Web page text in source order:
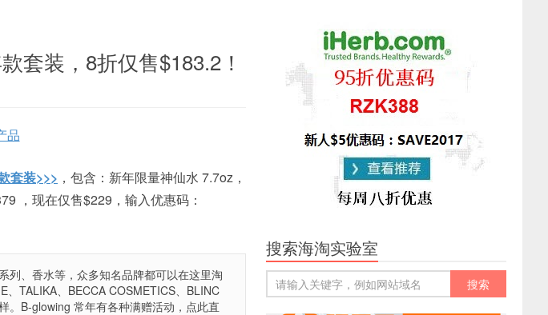
套装，8折仅售$183.2！
品
套装>>> ，包含：新年限量神仙水 7.7oz，
，现在仅售$229，输入优惠码：
列、香水等，众多知名品牌都可以在这里淘
、TALIKA、BECCA COSMETICS、BLINC
。B-glowing 常年有各种满赠活动，点此直
搜索海淘实验室